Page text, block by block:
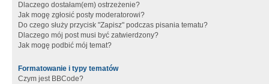
Dlaczego dostałam(em) ostrzeżenie?
Jak mogę zgłosić posty moderatorowi?
Do czego służy przycisk "Zapisz" podczas pisania tematu?
Dlaczego mój post musi być zatwierdzony?
Jak mogę podbić mój temat?
Formatowanie i typy tematów
Czym jest BBCode?